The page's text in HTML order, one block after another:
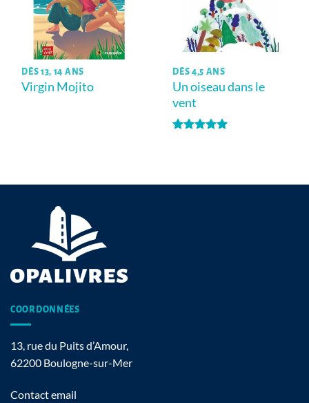
DÈS 13, 14 ANS
Virgin Mojito
DÈS 4,5 ANS
Un oiseau dans le
vent
COORDONNÉES
13, rue du Puits d’Amour,
62200 Boulogne-sur-Mer
Contact email